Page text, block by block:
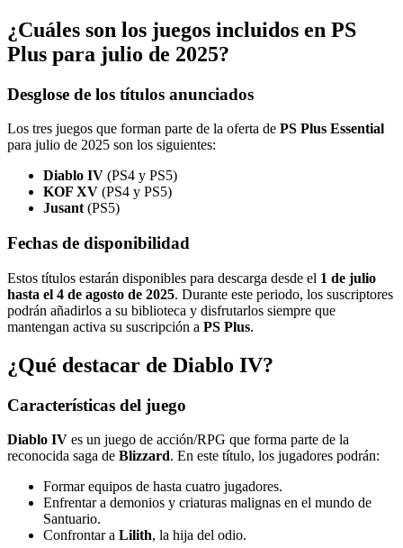
¿Cuáles son los juegos incluidos en PS
Plus para julio de 2025?
Desglose de los títulos anunciados
Los tres juegos que forman parte de la oferta de PS Plus Essential
para julio de 2025 son los siguientes:
Diablo IV (PS4 y PS5)
KOF XV (PS4 y PS5)
Jusant (PS5)
Fechas de disponibilidad
Estos títulos estarán disponibles para descarga desde el 1 de julio
hasta el 4 de agosto de 2025. Durante este periodo, los suscriptores
podrán añadirlos a su biblioteca y disfrutarlos siempre que
mantengan activa su suscripción a PS Plus.
¿Qué destacar de Diablo IV?
Características del juego
Diablo IV es un juego de acción/RPG que forma parte de la
reconocida saga de Blizzard. En este título, los jugadores podrán:
Formar equipos de hasta cuatro jugadores.
Enfrentar a demonios y criaturas malignas en el mundo de
Santuario.
Confrontar a Lilith, la hija del odio.